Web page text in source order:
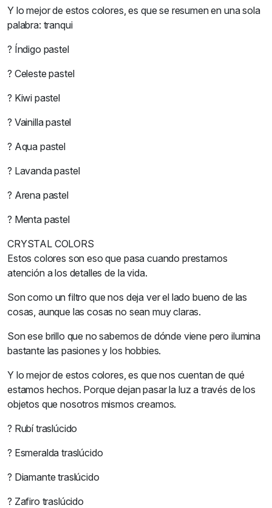
Y lo mejor de estos colores, es que se resumen en una sola
palabra: tranqui
? Índigo pastel
? Celeste pastel
? Kiwi pastel
? Vainilla pastel
? Aqua pastel
? Lavanda pastel
? Arena pastel
? Menta pastel
CRYSTAL COLORS
Estos colores son eso que pasa cuando prestamos
atención a los detalles de la vida.
Son como un filtro que nos deja ver el lado bueno de las
cosas, aunque las cosas no sean muy claras.
Son ese brillo que no sabemos de dónde viene pero ilumina
bastante las pasiones y los hobbies.
Y lo mejor de estos colores, es que nos cuentan de qué
estamos hechos. Porque dejan pasar la luz a través de los
objetos que nosotros mismos creamos.
? Rubí traslúcido
? Esmeralda traslúcido
? Diamante traslúcido
? Zafiro traslúcido